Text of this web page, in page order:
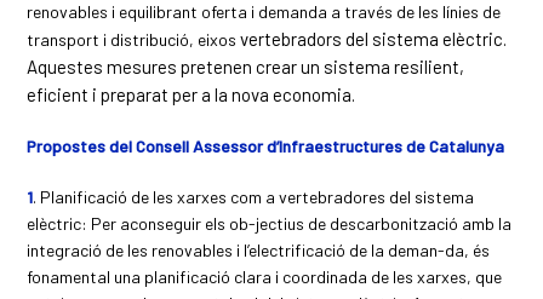
renovables i equilibrant oferta i demanda a través de les línies de
transport i distribució, eixosvertebradors del sistema elèctric.
Aquestes mesures pretenen crear un sistema resilient,
eficient i preparat per a la nova economia.
Propostes del Consell Assessor d’Infraestructures de Catalunya
1. Planificació de les xarxes com a vertebradores del sistema
elèctric: Per aconseguir els ob-jectius de descarbonització amb la
integració de les renovables i l’electrificació de la deman-da, és
fonamental una planificació clara i coordinada de les xarxes, que